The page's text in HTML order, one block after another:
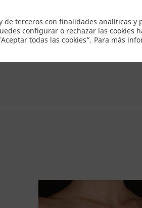
de terceros con finalidades analíticas
configurar o rechazar las cookies
todas las cookies”. Para más
Ofertas Contacto